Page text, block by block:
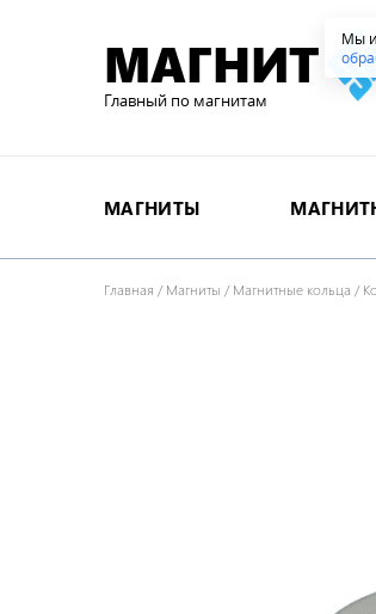
Мы
МАГНИТ
Главный по магнитам
МАГНИТЫ
Главная /Магниты /Магнитные кольца /